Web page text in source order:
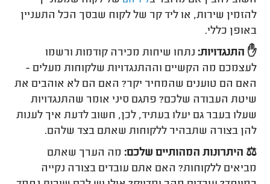
להזמין שירות, או ליד קר של לקוח שבסך הכל התעניין
באופן כללי.
✋ התנגדויות: נתחו שיחות מכירה קודמות ורשמו
לעצמכם מה הקשיים וההתנגדויות שלקוחות מעלים -
האם הם טוענים שהמחיר יקר? האם הם לא אוהבים את
שיטת העבודה שלכם? פתגם סיני אומר שהתנגדויות
שעלו בעבר גם יעלו בעתיד, לכן, חשוב לדעת איך לענות
להן בצורה שתבהיר ללקוחות שאתם בצד שלהם.
⚖️ היתרונות המהותיים שלכם: מה הערך שאתם
מביאים ללקוחות? האם אתם עובדים בצורה נקייה